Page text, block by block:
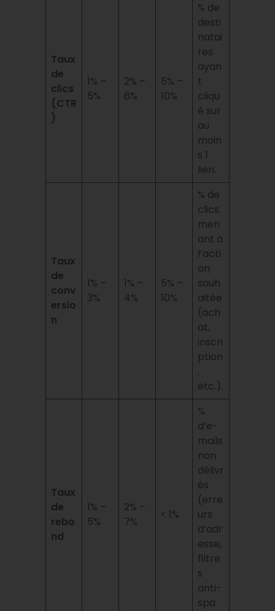
Taux
de
clics
(CTR
)
1% –
5%
2% –
6%
5% –
10%
% de
desti
natai
res
ayan
t
cliqu
é sur
au
moin
s 1
lien.
Taux
de
conv
ersio
n
1% –
3%
1% –
4%
5% –
10%
% de
clics
men
ant à
l’acti
on
souh
aitée
(ach
at,
inscri
ption
,
etc.).
Taux
de
rebo
nd
1% –
5%
2% –
7%
< 1%
%
d’e-
mails
non
délivr
és
(erre
urs
d’adr
esse,
filtre
s
anti-
spa